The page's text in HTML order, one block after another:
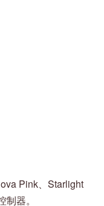
Pink、Starlight
器。